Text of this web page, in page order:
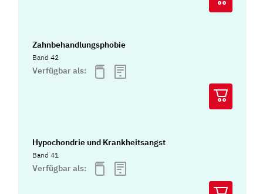
Zahnbehandlungsphobie
Band 42
Verfügbar als:
Hypochondrie und Krankheitsangst
Band 41
Verfügbar als: